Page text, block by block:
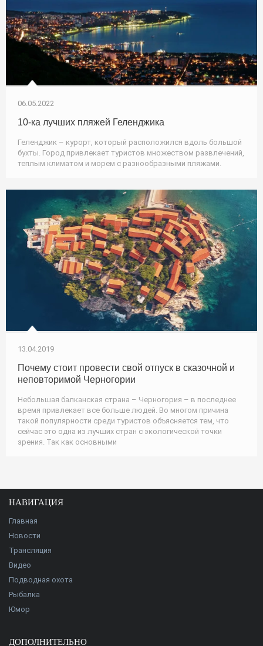
06.05.2022
10-ка лучших пляжей Геленджика
Геленджик – курорт, который расположился вдоль большой
бухты. Город привлекает туристов множеством развлечений,
теплым климатом и морем с разнообразными пляжами.
13.04.2019
Почему стоит провести свой отпуск в сказочной и
неповторимой Черногории
Небольшая балканская страна – Черногория – в последнее
время привлекает все больше людей. Во многом причина
такой популярности среди туристов объясняется тем, что
сейчас это одна из лучших стран с экологической точки
зрения. Так как основными
НАВИГАЦИЯ
Главная
Новости
Трансляция
Видео
Подводная охота
Рыбалка
Юмор
ДОПОЛНИТЕЛЬНО